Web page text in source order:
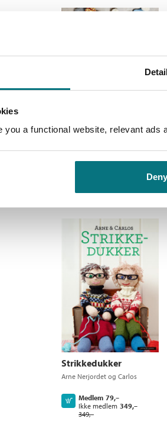
you a functional website, relevant ads
Deny
30 tøfler
Arne NerjordetogCarlos
Ikke medlem 399,–
Strikkedukker
Arne Nerjordet og Carlos
Medlem 79,–
Ikke medlem 349,–
349,–
Kjøp